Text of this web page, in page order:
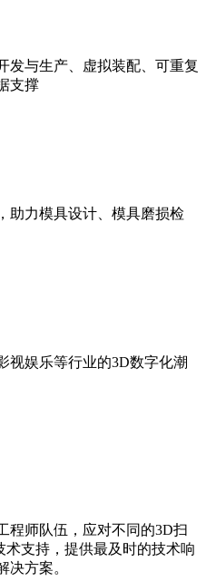
发与生产、虚拟装配、可重复
支撑
助力模具设计、模具磨损检
视娱乐等行业的3D数字化潮
程师队伍，应对不同的3D扫
支持，提供最及时的技术响
决方案。